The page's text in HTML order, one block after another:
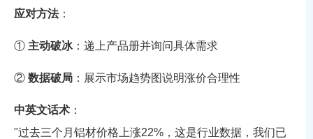
应对方法：
① 主动破冰：递上产品册并询问具体需求
② 数据破局 ：展示市场趋势图说明涨价合理性
中英文话术 ：
"过去三个月铝材价格上涨22%，这是行业数据，我们已